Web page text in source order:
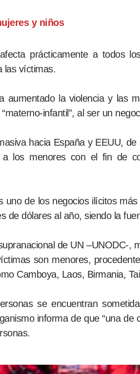
y niños
prácticamente a todos
las víctimas.
aumentado la violencia y las
infantil”, al ser un
hacia España y EEUU,
a los menores con el fin de
uno de los negocios ilícitos
de dólares al año, siendo la
de UN –UNODC-
son menores,
Camboya, Laos, Birmania,
se encuentran
informa de que “una